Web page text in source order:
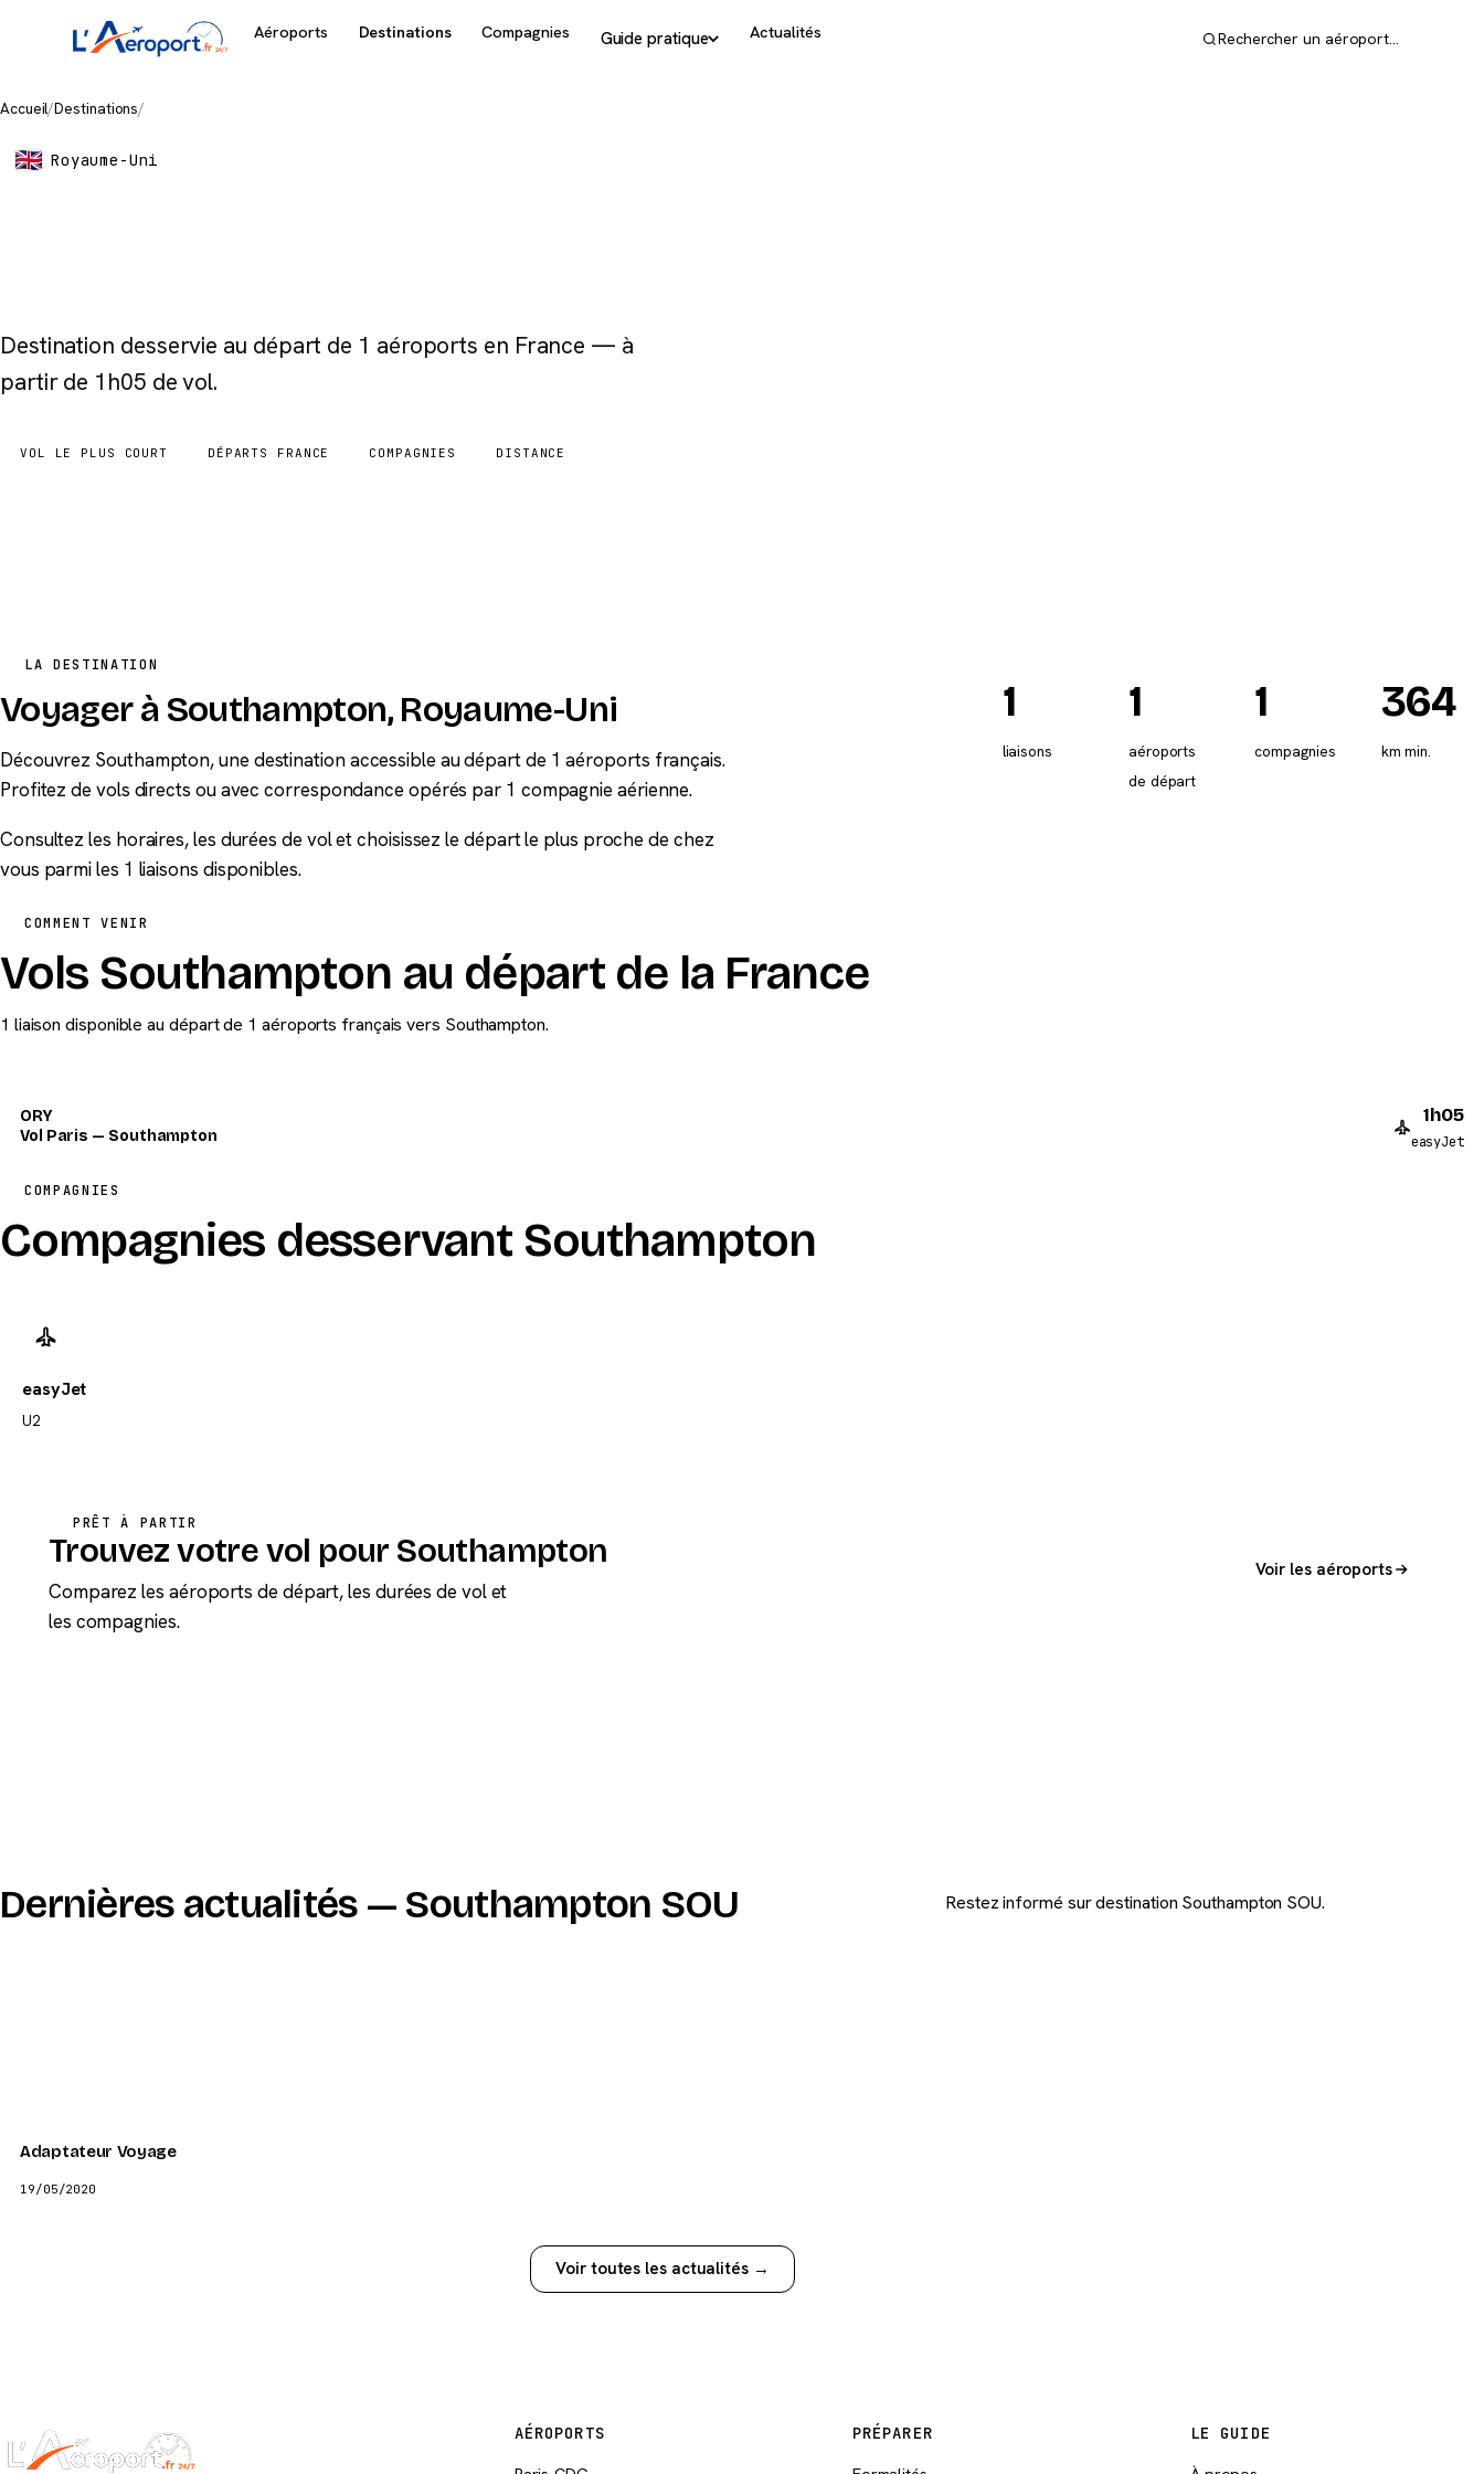
Aéroports Destinations Compagnies Guide pratique Actualités Rechercher un aéroport…
Accueil/Destinations/
Royaume-Uni
Destination desservie au départ de 1 aéroports en France — à
partir de 1h05 de vol.
VOL LE PLUS COURT DÉPARTS FRANCE COMPAGNIES DISTANCE
LA DESTINATION
Voyager à Southampton, Royaume-Uni
Découvrez Southampton, une destination accessible au départ de 1 aéroports français.
Profitez de vols directs ou avec correspondance opérés par 1 compagnie aérienne.
Consultez les horaires, les durées de vol et choisissez le départ le plus proche de chez
vous parmi les 1 liaisons disponibles.
1
liaisons
1
aéroports
de départ
1
compagnies
364
km min.
COMMENT VENIR
Vols Southampton au départ de la France
1 liaison disponible au départ de 1 aéroports français vers Southampton.
ORY
Vol Paris — Southampton
1h05
easyJet
COMPAGNIES
Compagnies desservant Southampton
easyJet
U2
PRÊT À PARTIR
Trouvez votre vol pour Southampton
Comparez les aéroports de départ, les durées de vol et
les compagnies.
Voir les aéroports
Dernières actualités — Southampton SOU Restez informé sur destination Southampton SOU.
Adaptateur Voyage
19/05/2020
Voir toutes les actualités →
AÉROPORTS PRÉPARER LE GUIDE